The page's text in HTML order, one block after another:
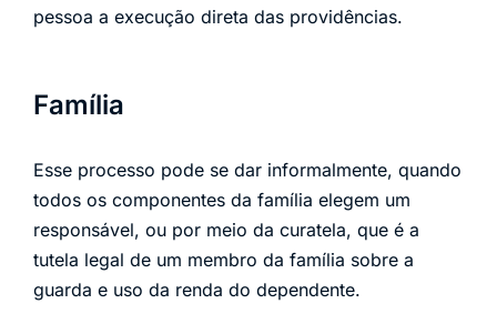
pessoa a execução direta das providências.
Família
Esse processo pode se dar informalmente, quando
todos os componentes da família elegem um
responsável, ou por meio da curatela, que é a
tutela legal de um membro da família sobre a
guarda e uso da renda do dependente.